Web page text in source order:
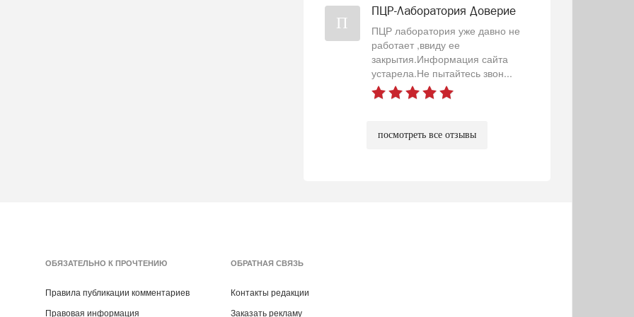
П
ПЦР-Лаборатория Доверие
ПЦР лаборатория уже давно не
работает ,ввиду ее
закрытия.Информация сайта
устарела.Не пытайтесь звон...
посмотреть все отзывы
ОБЯЗАТЕЛЬНО К ПРОЧТЕНИЮ
Правила публикации комментариев
Правовая информация
ОБРАТНАЯ СВЯЗЬ
Контакты редакции
Заказать рекламу